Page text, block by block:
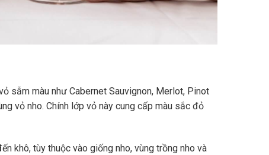
sẫm màu như Cabernet Sauvignon, Merlot, Pinot
vỏ nho. Chính lớp vỏ này cung cấp màu sắc đỏ
khô, tùy thuộc vào giống nho, vùng trồng nho và